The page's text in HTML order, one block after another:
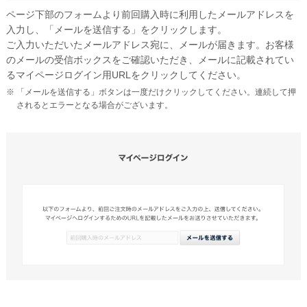
長形2号
洋形2号タテ
長形4号
長形4号窓付き
洋形4号タテ
長形6号窓付き
長形30号
ページ下部のフォームより前回購入時に利用したメールアドレスを
入力し、「メールを送信する」をクリックします。
ご入力いただいたメールアドレス宛に、メールが届きます。お客様
のメールの受信ボックスをご確認いただき、メールに記載されてい
るマイページログイン用URLをクリックしてください。
「メールを送信する」ボタンは一度だけクリックしてください。連続して押
されるとエラーとなる場合がございます。